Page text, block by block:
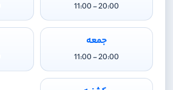
20:00 - 11:00
جمعه
20:00 - 11:00